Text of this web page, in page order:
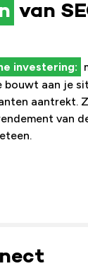
van
investering:
bouwt aan je
aantrekt.
van
sterk merk: